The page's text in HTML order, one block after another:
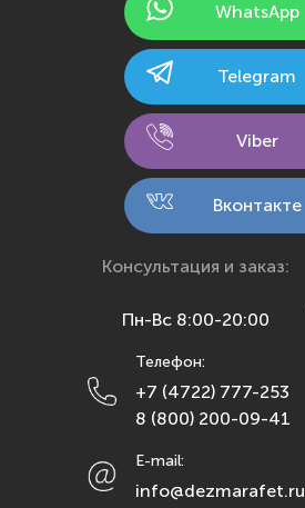
Калининград
Кемерово
Кострома
Краснодар
Красноярск
Махачкала
Москва
Набережные Челны
WhatsApp
Telegram
Viber
Вконтакте
Консультация и заказ:
Пн-Вс 8:00-20:00
Телефон:
+7 (4722) 777-253
8 (800) 200-09-41
E-mail:
info@dezmarafet.ru